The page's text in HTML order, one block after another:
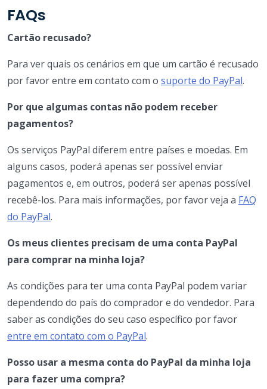
FAQs
Cartão recusado?
Para ver quais os cenários em que um cartão é recusado
por favor entre em contato com o suporte do PayPal.
Por que algumas contas não podem receber
pagamentos?
Os serviços PayPal diferem entre países e moedas. Em
alguns casos, poderá apenas ser possível enviar
pagamentos e, em outros, poderá ser apenas possível
recebê-los. Para mais informações, por favor veja a FAQ
do PayPal.
Os meus clientes precisam de uma conta PayPal
para comprar na minha loja?
As condições para ter uma conta PayPal podem variar
dependendo do país do comprador e do vendedor. Para
saber as condições do seu caso específico por favor
entre em contato com o PayPal.
Posso usar a mesma conta do PayPal da minha loja
para fazer uma compra?